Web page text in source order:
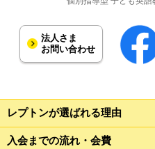
法人さま
お問い合わせ
レプトンが選ばれる理由
入会までの流れ・会費